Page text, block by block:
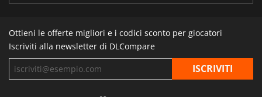
Ottieni le offerte migliori e i codici sconto per giocatori
Iscriviti alla newsletter di DLCompare